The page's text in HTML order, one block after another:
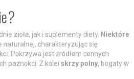
zioła, jak i suplementy diety. Niektóre
naturalnej, charakteryzując się
Pokrzywa jest źródłem cennych
paznokci. Z kolei skrzy polny, bogaty w